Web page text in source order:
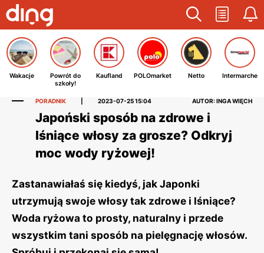
Wakacje
Powrót do
szkoły!
Kaufland POLOmarket Netto Intermarche
PORADNIK 2023-07-25 15:04 AUTOR: INGA WIĘCH
Japoński sposób na zdrowe i
lśniące włosy za grosze? Odkryj
moc wody ryżowej!
Zastanawiałaś się kiedyś, jak Japonki
utrzymują swoje włosy tak zdrowe i lśniące?
Woda ryżowa to prosty, naturalny i przede
wszystkim tani sposób na pielęgnację włosów.